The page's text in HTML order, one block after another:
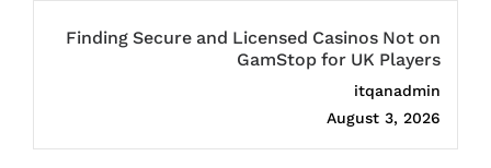
Finding Secure and Licensed Casinos Not on
GamStop for UK Players
itqanadmin
August 3, 2026